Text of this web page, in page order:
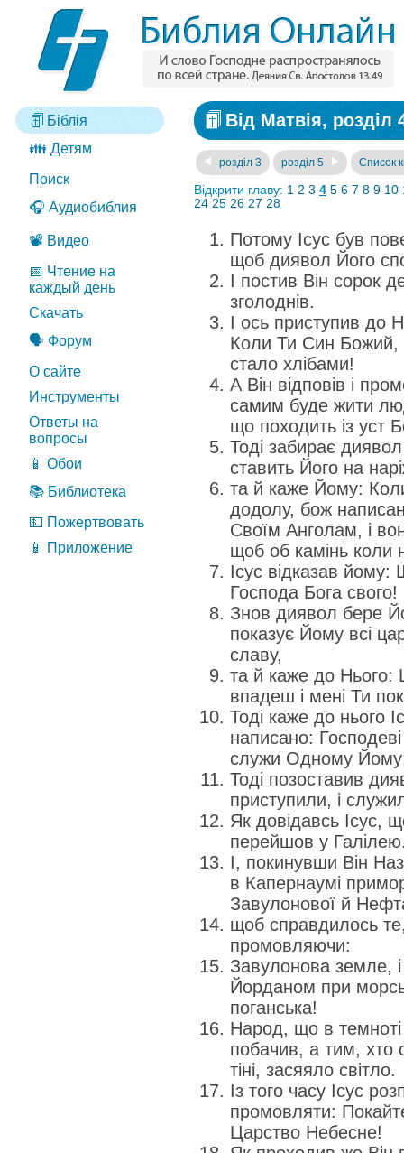
Біблія
👪 Детям
Поиск
🎧 Аудиобиблия
📽️ Видео
📅 Чтение на
каждый день
Скачать
🗣️ Форум
О сайте
Инструменты
Ответы на
вопросы
📱 Обои
📚 Библиотека
💵 Пожертвовать
📱 Приложение
Від Матвія, розділ
розділ 3 розділ 5 Список
Відкрити главу: 1 2 3 4 5 6 7 8 9 10
24 25 26 27 28
Потому Ісус був
щоб диявол Його
І постив Він сорок
зголоднів.
І ось приступив до
Коли Ти Син Божий,
стало хлібами!
А Він відповів і
самим буде жити
що походить із уст
Тоді забирає
ставить Його на
та й каже Йому:
додолу, бож
Своїм Анголам, і
щоб об камінь коли
Ісус відказав
Господа Бога свого!
Знов диявол бере
показує Йому всі
славу,
та й каже до Нього:
впадеш і мені Ти
Тоді каже до нього
написано:
служи Одному
Тоді позоставив
приступили, і
Як довідавсь Ісус,
перейшов у
І, покинувши Він
в Капернаумі
Завулонової й
щоб справдилось
промовляючи:
Завулонова земле,
Йорданом при
поганська!
Народ, що в темноті
побачив, а тим, хто
тіні, засяяло світло.
Із того часу Ісус
промовляти:
Царство Небесне!